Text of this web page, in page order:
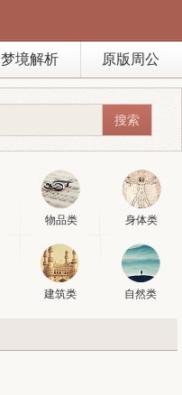
梦境解析 原版周公
物品类 身体类
建筑类 自然类